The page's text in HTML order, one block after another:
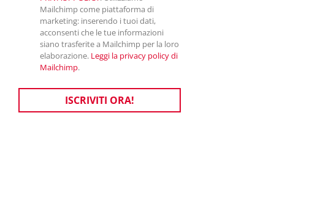
Mailchimp come piattaforma di
marketing: inserendo i tuoi dati,
acconsenti che le tue informazioni
siano trasferite a Mailchimp per la loro
elaborazione. Leggi la privacy policy di
Mailchimp.
ISCRIVITI ORA!